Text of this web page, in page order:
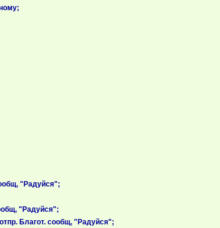
"Радуйся";
"Радуйся";
Благот. сообщ, "Радуйся";